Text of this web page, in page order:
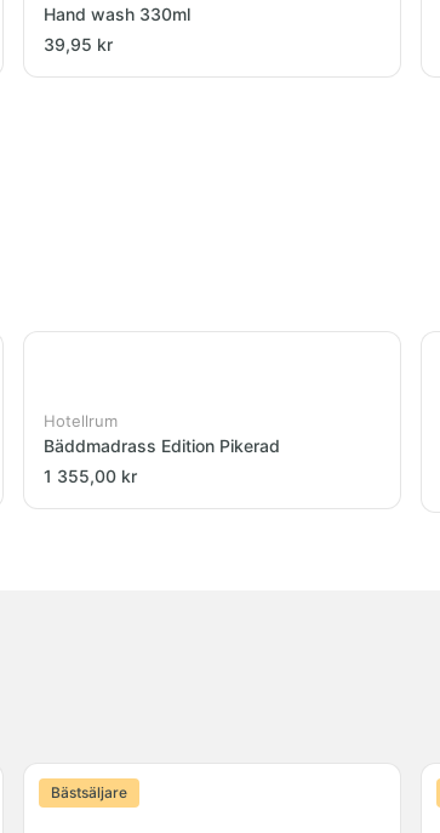
Hand wash 330ml
39,95 kr
Hotellrum
Bäddmadrass Edition Pikerad
1 355,00 kr
Bästsäljare